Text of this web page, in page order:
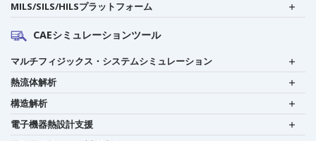
MILS/SILS/HILSプラットフォーム
CAEシミュレーションツール
マルチフィジックス・システムシミュレーション
熱流体解析
構造解析
電子機器熱設計支援